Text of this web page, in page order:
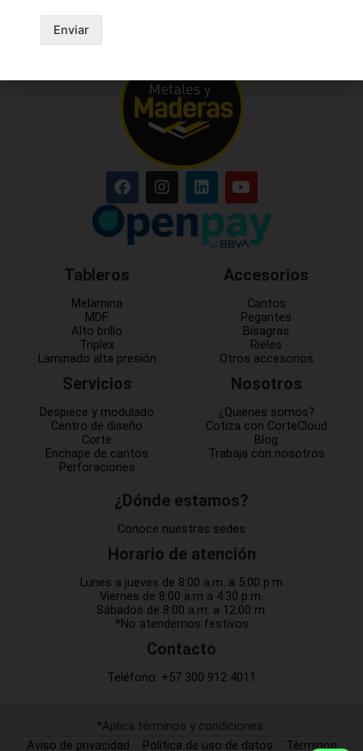
Tableros
Melamina
MDF
Alto brillo
Triplex
Laminado alta presión
Servicios
Despiece y modulado
Centro de diseño
Corte
Enchape de cantos
Perforaciones
Accesorios
Cantos
Pegantes
Bisagras
Rieles
Otros accesorios
Nosotros
¿Quienes somos?
Cotiza con CorteCloud
Blog
Trabaja con nosotros
¿Dónde estamos?
Conoce nuestras sedes
Horario de atención
Lunes a jueves de 8:00 a.m. a 5:00 p.m
Viernes de 8:00 a.m a 4:30 p.m.
Sábados de 8:00 a.m. a 12:00 m.
*No atendemos festivos
Contacto
Teléfono: +57 300 912 4011
*Aplica términos y condiciones
Aviso de privacidad
Política de uso de datos Términos
Enviar